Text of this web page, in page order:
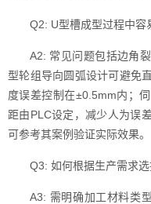
Q2: U型槽成型过程中容
A2: 常见问题包括边角
型轮组导向圆弧设计可避免
度误差控制在±0.5mm内；
距由PLC设定，减少人为误
可参考其案例验证实际效果。
Q3: 如何根据生产需求
A3: 需明确加工材料类